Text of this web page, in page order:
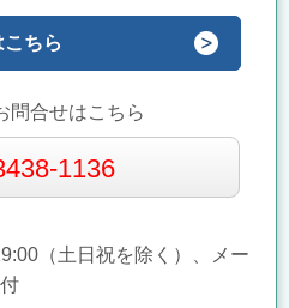
ちら
問合せはこちら
1136
（土日祝を除く）、メー